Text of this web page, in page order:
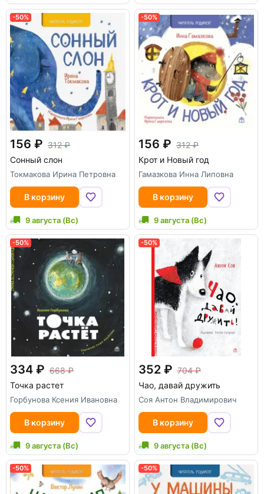
-50%
156
312
Сонный слон
Токмакова Ирина Петровна
В корзину
9 августа (Вс)
-50%
156
312
Крот и Новый год
Гамазкова Инна Липовна
В корзину
9 августа (Вс)
-50%
334
668
Точка растет
Горбунова Ксения Ивановна
В корзину
9 августа (Вс)
-50%
352
704
Чао, давай дружить
Соя Антон Владимирович
В корзину
9 августа (Вс)
-50% -50%